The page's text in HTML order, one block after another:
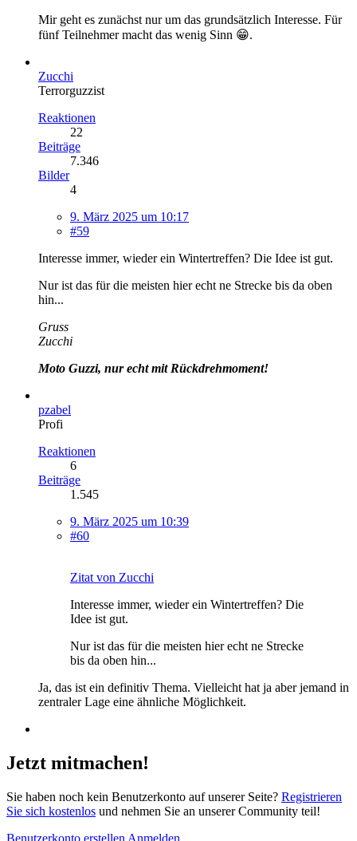
Mir geht es zunächst nur um das grundsätzlich Interesse. Für
fünf Teilnehmer macht das wenig Sinn 😁.
Zucchi
Terrorguzzist
Reaktionen
22
Beiträge
7.346
Bilder
4
9. März 2025 um 10:17
#59
Interesse immer, wieder ein Wintertreffen? Die Idee ist gut.
Nur ist das für die meisten hier echt ne Strecke bis da oben
hin...
Gruss
Zucchi
Moto Guzzi, nur echt mit Rückdrehmoment!
pzabel
Profi
Reaktionen
6
Beiträge
1.545
9. März 2025 um 10:39
#60
Zitat von Zucchi
Interesse immer, wieder ein Wintertreffen? Die
Idee ist gut.
Nur ist das für die meisten hier echt ne Strecke
bis da oben hin...
Ja, das ist ein definitiv Thema. Vielleicht hat ja aber jemand in
zentraler Lage eine ähnliche Möglichkeit.
Jetzt mitmachen!
Sie haben noch kein Benutzerkonto auf unserer Seite? Registrieren
Sie sich kostenlos und nehmen Sie an unserer Community teil!
Benutzerkonto erstellen Anmelden